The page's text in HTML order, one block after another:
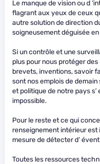
Le manque de vision ou d
flagrant aux yeux de ceux
autre solution de direction
soigneusement déguisée
Si un contrôle et une
plus pour nous protéger
brevets, inventions, savoir
sont nos emplois de
et politique de notre pays
impossible.
Pour le reste et ce qui
renseignement intérieur
mesure de détecter d’
Toutes les ressources